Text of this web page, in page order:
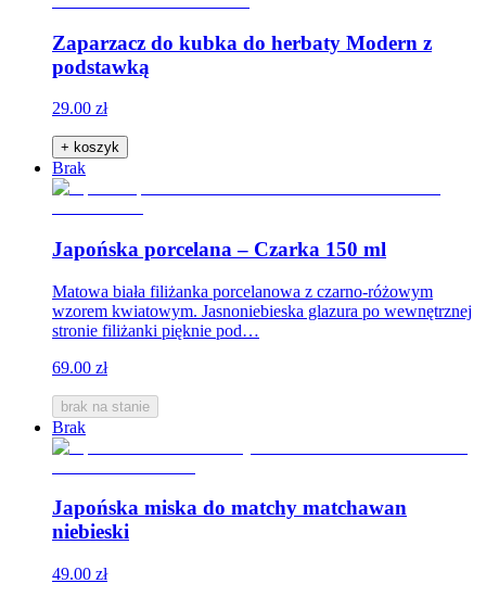
Zaparzacz do kubka do herbaty Modern z
podstawką
29.00 zł
+ koszyk
Brak
Japońska porcelana – Czarka 150 ml
Matowa biała filiżanka porcelanowa z czarno-różowym
wzorem kwiatowym. Jasnoniebieska glazura po wewnętrznej
stronie filiżanki pięknie pod…
69.00 zł
brak na stanie
Brak
Japońska miska do matchy matchawan
niebieski
49.00 zł